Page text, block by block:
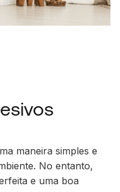
maneira simples e
No entanto,
e uma boa